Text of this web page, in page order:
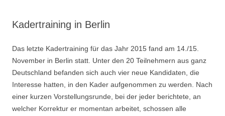
Kadertraining in Berlin
Das letzte Kadertraining für das Jahr 2015 fand am 14./15.
November in Berlin statt. Unter den 20 Teilnehmern aus ganz
Deutschland befanden sich auch vier neue Kandidaten, die
Interesse hatten, in den Kader aufgenommen zu werden. Nach
einer kurzen Vorstellungsrunde, bei der jeder berichtete, an
welcher Korrektur er momentan arbeitet, schossen alle